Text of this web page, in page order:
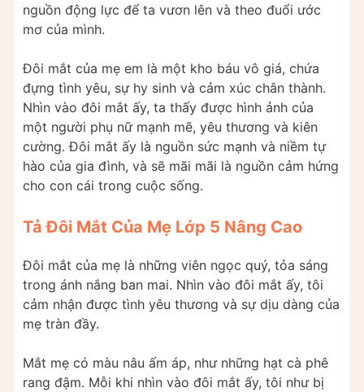
nguồn động lực để ta vươn lên và theo đuổi ước
mơ của mình.
Đôi mắt của mẹ em là một kho báu vô giá, chứa
đựng tình yêu, sự hy sinh và cảm xúc chân thành.
Nhìn vào đôi mắt ấy, ta thấy được hình ảnh của
một người phụ nữ mạnh mẽ, yêu thương và kiên
cường. Đôi mắt ấy là nguồn sức mạnh và niềm tự
hào của gia đình, và sẽ mãi mãi là nguồn cảm hứng
cho con cái trong cuộc sống.
Tả Đôi Mắt Của Mẹ Lớp 5 Nâng Cao
Đôi mắt của mẹ là những viên ngọc quý, tỏa sáng
trong ánh nắng ban mai. Nhìn vào đôi mắt ấy, tôi
cảm nhận được tình yêu thương và sự dịu dàng của
mẹ tràn đầy.
Mắt mẹ có màu nâu ấm áp, như những hạt cà phê
rang đậm. Mỗi khi nhìn vào đôi mắt ấy, tôi như bị